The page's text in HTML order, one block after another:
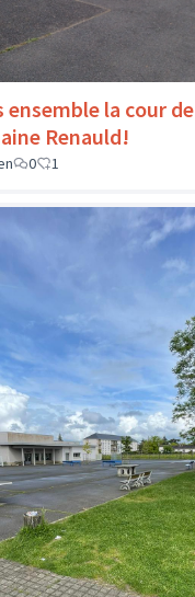
ensemble la cour de
Renauld!
0 1